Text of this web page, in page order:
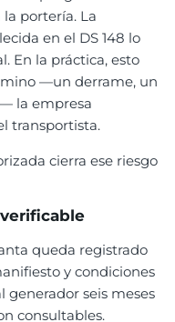
portería. La
en el DS 148 lo
En la práctica, esto
—un derrame, un
la empresa
transportista.
cierra ese riesgo
queda registrado
y condiciones
generador seis meses
consultables.